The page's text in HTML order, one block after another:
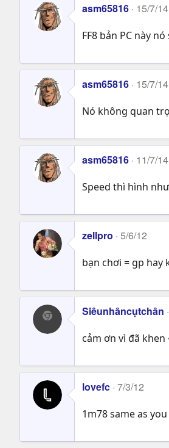
asm65816 15/7/14
FF8 bản PC này
asm65816 15/7/14
Nó không quan
asm65816 11/7/14
Speed thì hình
zellpro 5/6/12
bạn chơi = gp
Siêunhâncụtchân
cảm ơn vì đã khen
lovefc 7/3/12
1m78 same as you